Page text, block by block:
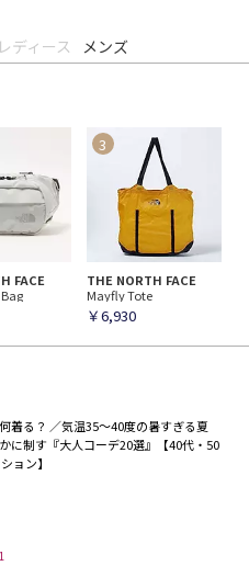
レディース メンズ
FACE
THE NORTH FACE
Mayfly Tote
￥6,930
着る？ ／気温35～40度の暑すぎる夏
に制す『大人コーデ20選』【40代・50
ョン】